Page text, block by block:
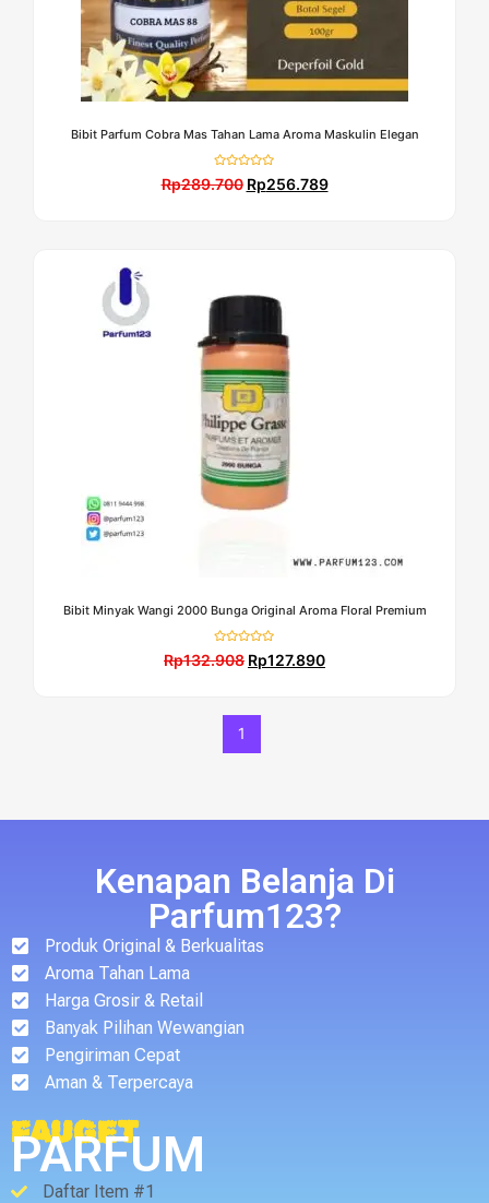
Bibit Parfum Cobra Mas Tahan Lama Aroma Maskulin Elegan
0
Rp289.700 Rp256.789
Bibit Minyak Wangi 2000 Bunga Original Aroma Floral Premium
0
Rp132.908 Rp127.890
1
Kenapan Belanja Di
Parfum123?
Produk Original & Berkualitas
Aroma Tahan Lama
Harga Grosir & Retail
Banyak Pilihan Wewangian
Pengiriman Cepat
Aman & Terpercaya
FAUGET
PARFUM
Daftar Item #1